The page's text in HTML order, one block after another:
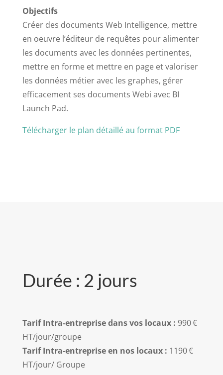
Objectifs
Créer des documents Web Intelligence, mettre
en oeuvre l’éditeur de requêtes pour alimenter
les documents avec les données pertinentes,
mettre en forme et mettre en page et valoriser
les données métier avec les graphes, gérer
efficacement ses documents Webi avec BI
Launch Pad.
Télécharger le plan détaillé au format PDF
Durée : 2 jours
Tarif Intra-entreprise dans vos locaux : 990 €
HT/jour/groupe
Tarif Intra-entreprise en nos locaux : 1190 €
HT/jour/ Groupe